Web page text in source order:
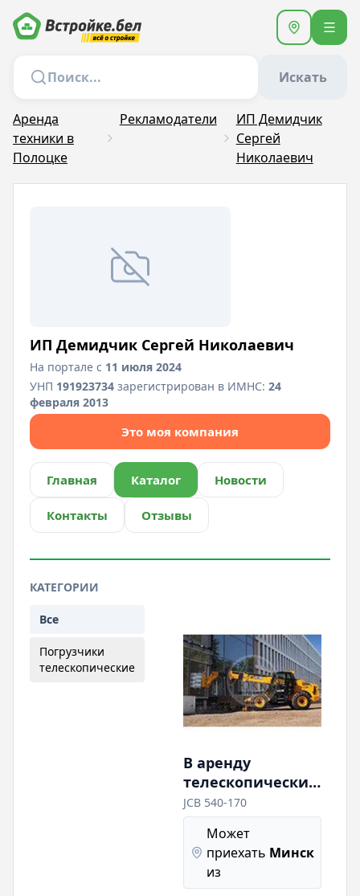
Искать
Аренда
техники в
Полоцке
Рекламодатели
ИП Демидчик
Сергей
Николаевич
ИП Демидчик Сергей Николаевич
На портале с 11 июля 2024
УНП 191923734 зарегистрирован в ИМНС: 24
февраля 2013
Это моя компания
Главная Каталог Новости
Контакты Отзывы
КАТЕГОРИИ
Все
Погрузчики
телескопические
В аренду
телескопический
погрузчик JCB
540-170
JCB 540-170
Может
приехать
из
Минск